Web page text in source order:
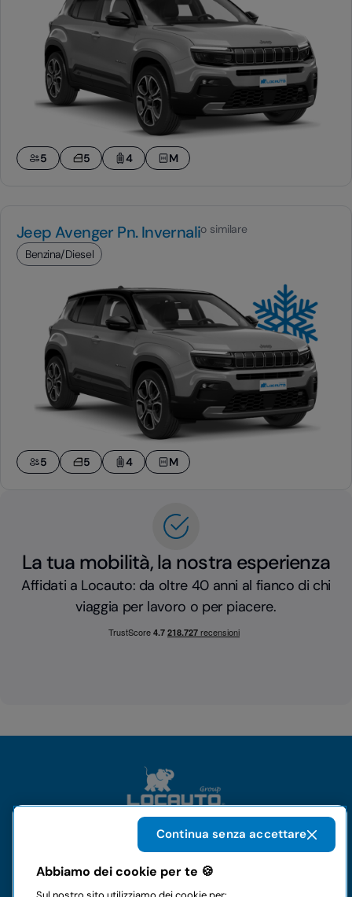
5 5 4 M
Jeep Avenger Pn. Invernalio similare
Benzina/Diesel
5 5 4 M
La tua mobilità, la nostra esperienza
Affidati a Locauto: da oltre 40 anni al fianco di chi
viaggia per lavoro o per piacere.
Abbiamo dei cookie per te 🍪
Continua senza accettare